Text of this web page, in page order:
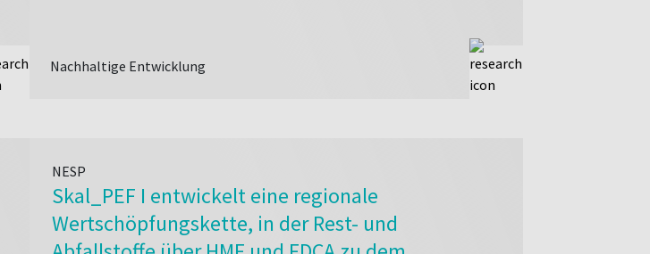
Nachhaltige Entwicklung
NESP
Skal_PEF I entwickelt eine regionale
Wertschöpfungskette, in der Rest- und